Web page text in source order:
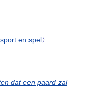
sport en spel〉
dat een paard zal